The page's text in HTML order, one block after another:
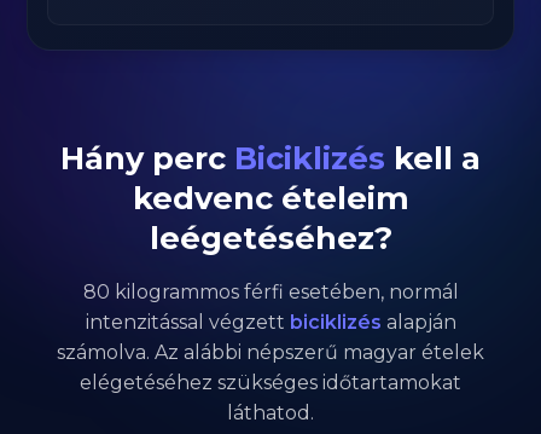
Hány perc Biciklizés kell a
kedvenc ételeim
leégetéséhez?
80 kilogrammos férfi esetében, normál
intenzitással végzett biciklizés alapján
számolva. Az alábbi népszerű magyar ételek
elégetéséhez szükséges időtartamokat
láthatod.